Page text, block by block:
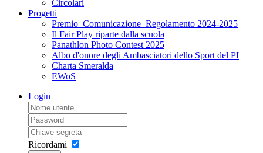
Circolari
Progetti
Premio_Comunicazione_Regolamento 2024-2025
Il Fair Play riparte dalla scuola
Panathlon Photo Contest 2025
Albo d'onore degli Ambasciatori dello Sport del PI
Charta Smeralda
EWoS
Login
Ricordami